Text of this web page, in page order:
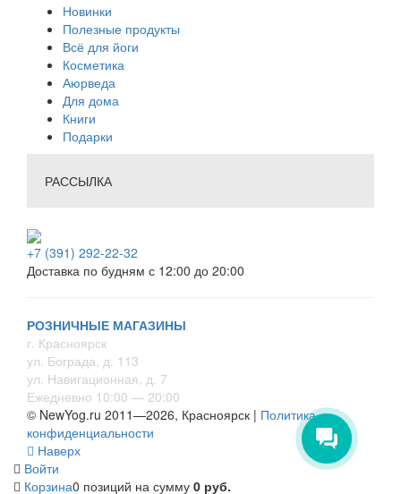
Новинки
Полезные продукты
Всё для йоги
Косметика
Аюрведа
Для дома
Книги
Подарки
РАССЫЛКА
+7 (391) 292-22-32
Доставка по будням с 12:00 до 20:00
РОЗНИЧНЫЕ МАГАЗИНЫ
г. Красноярск
ул. Бограда, д. 113
ул. Навигационная, д. 7
Ежедневно 10:00 — 20:00
© NewYog.ru 2011—2026, Красноярск | Политика
конфиденциальности
Наверх
Войти
Корзина0 позиций на сумму 0 руб.